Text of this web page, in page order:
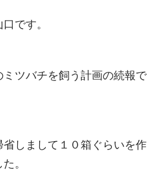
です。
ツバチを飼う計画の続報で
省しまして１０箱ぐらいを作
。